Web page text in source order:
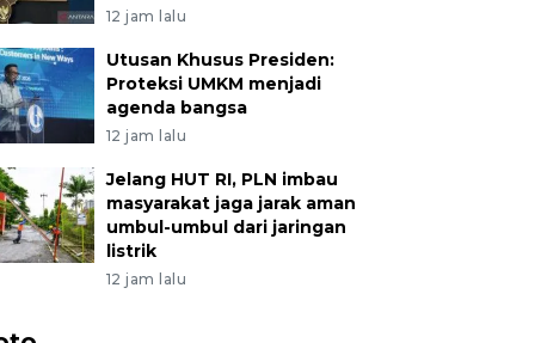
12 jam lalu
Utusan Khusus Presiden:
Proteksi UMKM menjadi
agenda bangsa
12 jam lalu
Jelang HUT RI, PLN imbau
masyarakat jaga jarak aman
umbul-umbul dari jaringan
listrik
12 jam lalu